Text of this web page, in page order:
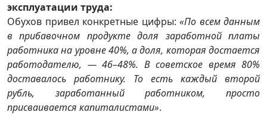
эксплуатации труда:
Обухов привел конкретные цифры: «По всем данным
в прибавочном продукте доля заработной платы
работника на уровне 40%, а доля, которая достается
работодателю, — 46–48%. В советское время 80%
доставалось работнику. То есть каждый второй
рубль, заработанный работником, просто
присваивается капиталистами».